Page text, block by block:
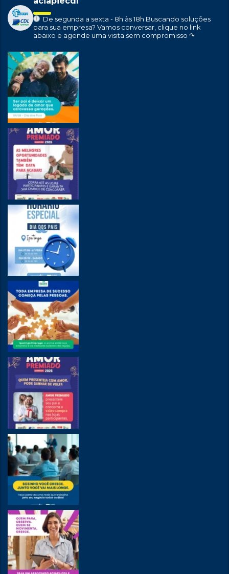
De segunda a sexta - 8h às 18h Buscando soluções
para sua empresa? Vamos conversar, clique no link
abaixo e agende uma visita sem compromisso ↷